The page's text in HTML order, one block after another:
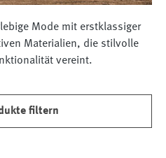
Mode mit erstklassiger
Materialien, die stilvolle
vereint.
filtern